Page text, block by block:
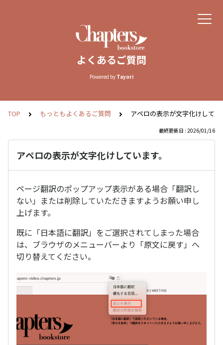
よくあるご質問
Powered by Tayori
TOP もっともよくあるご質問 アペロの表示が文字化けしてい
最終更新日 : 2026/01/16
アペロの表示が文字化けしています。
ページ翻訳のポップアップ表示がある場合「翻訳し
ない」または削除していただきますようお願い申し
上げます。
既に「日本語に翻訳」をご選択されてしまった場合
は、ブラウザのメニューバーより「原文に戻す」へ
切り替えてください。